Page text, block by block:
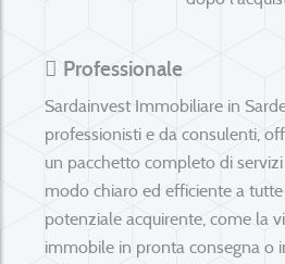
Professionale
Sardainvest Immobiliare in
professionisti e da consulenti,
un pacchetto completo di
modo chiaro ed efficiente a
potenziale acquirente, come la
immobile in pronta consegna o